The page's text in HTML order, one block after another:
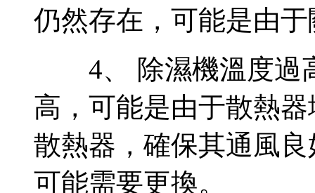
仍然存在，可能是由
4、 除濕機溫度過
高，可能是由于散熱
散熱器，確保其通風
可能需要更換。